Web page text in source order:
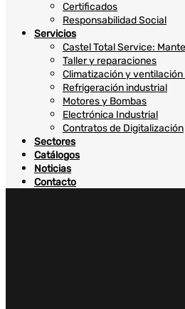
Certificados
Responsabilidad Social
Servicios
Castel Total Service:
Taller y reparaciones
Climatización y
Refrigeración industrial
Motores y Bombas
Electrónica Industrial
Contratos de Digitalización
Sectores
Catálogos
Noticias
Contacto